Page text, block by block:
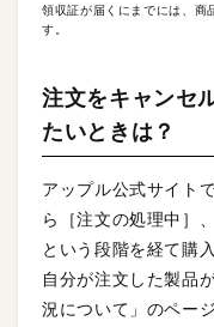
領収証が届くにまでには、商
す。
注文をキャンセ
たいときは？
アップル公式サイト
ら［注文の処理中］
という段階を経て購
自分が注文した製品
況について」のペー